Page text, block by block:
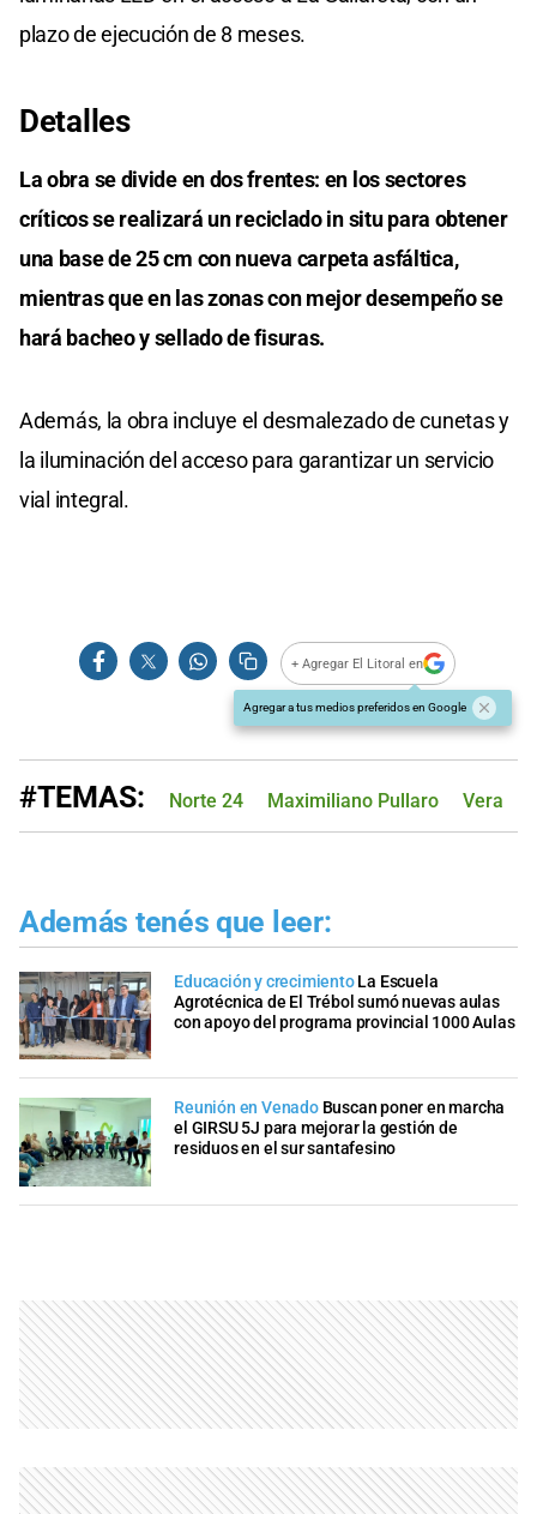
plazo de ejecución de 8 meses.
Detalles
La obra se divide en dos frentes: en los sectores
críticos se realizará un reciclado in situ para obtener
una base de 25 cm con nueva carpeta asfáltica,
mientras que en las zonas con mejor desempeño se
hará bacheo y sellado de fisuras.
Además, la obra incluye el desmalezado de cunetas y
la iluminación del acceso para garantizar un servicio
vial integral.
+ Agregar El Litoral en
Agregar a tus medios preferidos en Google
#TEMAS: Norte 24 Maximiliano Pullaro Vera
Además tenés que leer:
Educación y crecimiento La Escuela
Agrotécnica de El Trébol sumó nuevas aulas
con apoyo del programa provincial 1000 Aulas
Reunión en Venado Buscan poner en marcha
el GIRSU 5J para mejorar la gestión de
residuos en el sur santafesino